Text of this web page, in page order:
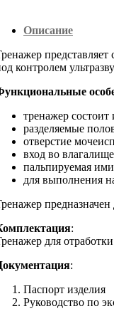
Описание
контролем
тренажер
разделяемые
отверстие
вход во
пальпируемая
для выполнения
:
для
:
Паспорт изделия
Руководство по